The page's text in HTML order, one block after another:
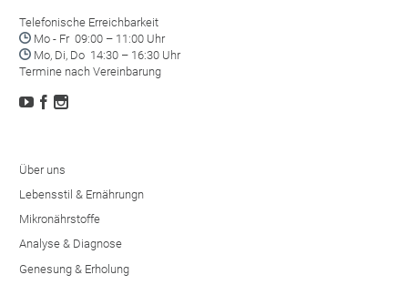
Telefonische Erreichbarkeit
 Mo - Fr 09:00 – 11:00 Uhr
 Mo, Di, Do 14:30 – 16:30 Uhr
Termine nach Vereinbarung
  
Über uns
Lebensstil & Ernährungn
Mikronährstoffe
Analyse & Diagnose
Genesung & Erholung